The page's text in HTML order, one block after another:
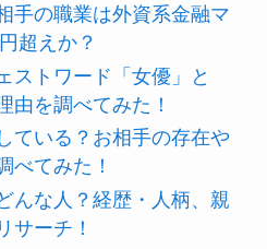
手の職業は外資系金融マ
超えか？
ストワード「女優」と
由を調べてみた！
ている？お相手の存在や
べてみた！
んな人？経歴・人柄、親
サーチ！